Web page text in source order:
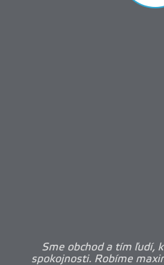
Sme obchod a tím ľudí,
spokojnosti. Robíme